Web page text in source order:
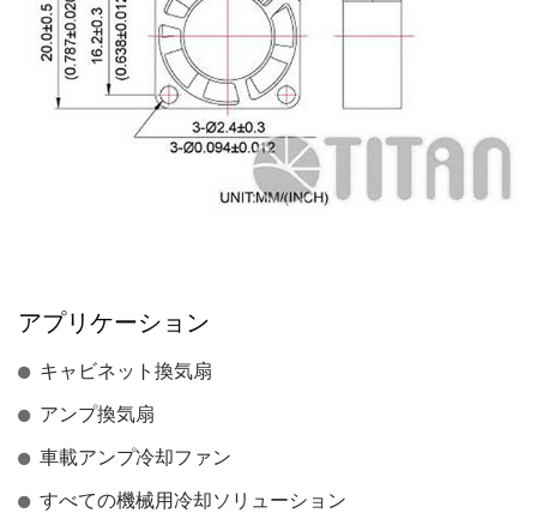
アプリケーション
キャビネット換気扇
アンプ換気扇
車載アンプ冷却ファン
すべての機械用冷却ソリューション